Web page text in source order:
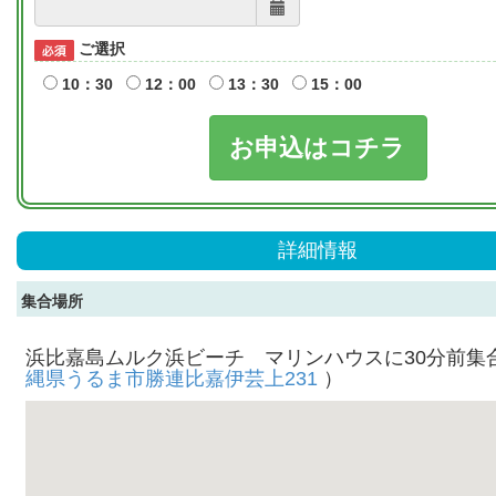
ご選択
10：30
12：00 13：30 15：00
お申込はコチラ
詳細情報
集合場所
浜比嘉島ムルク浜ビーチ マリンハウスに30分前集
縄県うるま市勝連比嘉伊芸上231 ）